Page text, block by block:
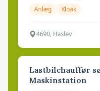
Anlæg Kloak
4690, Haslev
Lastbilchauffør
Maskinstation